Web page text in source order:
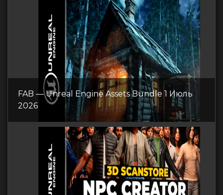
FAB — Unreal Engine Assets Bundle 1 Июль
2026